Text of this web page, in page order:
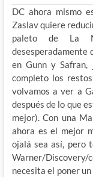
DC ahora mismo
Zaslav quiere
paleto de La
en Gunn y
completo los
volvamos a ver a
después de lo que
mejor). Con una
ahora es el mejor
ojalá sea así, pero
Warner/
necesita el poner